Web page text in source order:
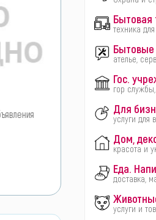
Бытовая
техника
Бытовые
ателье,
Гос.
гор
Для
услуги для
Дом,
красота и
Еда.
доставка,
услуги и